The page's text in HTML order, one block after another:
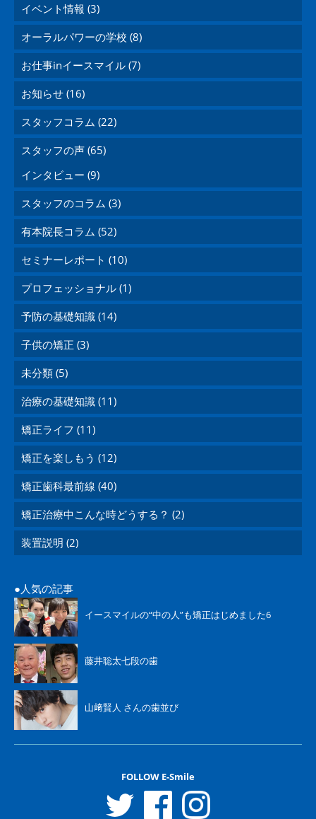
イベント情報 (3)
オーラルパワーの学校 (8)
お仕事inイースマイル (7)
お知らせ (16)
スタッフコラム (22)
スタッフの声 (65)
インタビュー (9)
スタッフのコラム (3)
有本院長コラム (52)
セミナーレポート (10)
プロフェッショナル (1)
予防の基礎知識 (14)
子供の矯正 (3)
未分類 (5)
治療の基礎知識 (11)
矯正ライフ (11)
矯正を楽しもう (12)
矯正歯科最前線 (40)
矯正治療中こんな時どうする？ (2)
装置説明 (2)
人気の記事
イースマイルの“中の人”も矯正はじめました6
藤井聡太七段の歯
山﨑賢人 さんの歯並び
FOLLOW E-Smile